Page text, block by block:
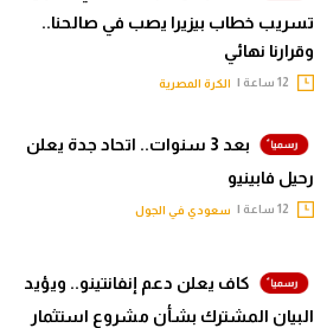
تسريب خطاب بيزيرا يصب في صالحنا..
وقرارنا نهائي
الكرة المصرية
بعد 3 سنوات.. اتحاد جدة يعلن
رحيل فابينيو
سعودي في الجول
كاف يعلن دعم إنفانتينو.. ويؤيد
البيان المشترك بشأن مشروع استثمار